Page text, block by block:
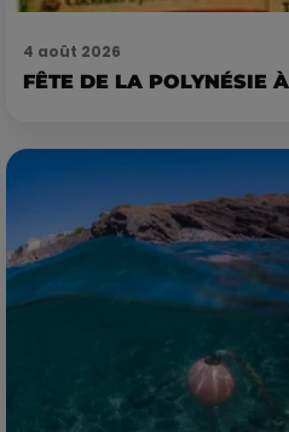
4 août 2026
FÊTE DE LA POLYNÉSIE